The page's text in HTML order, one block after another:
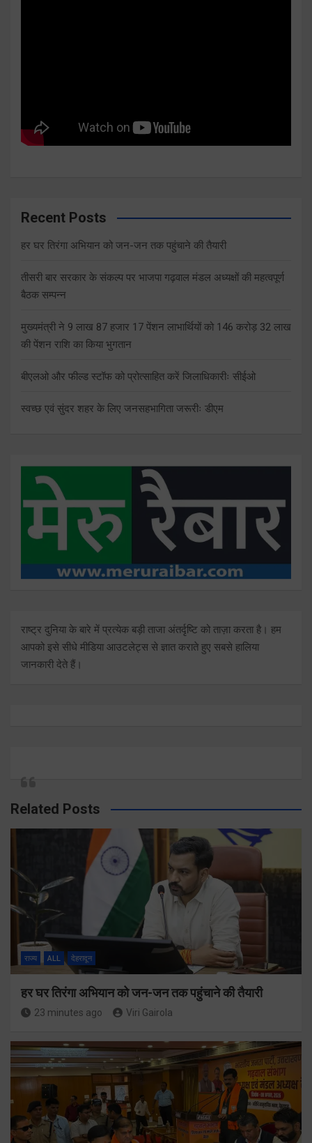
Recent Posts
हर घर तिरंगा अभियान को जन-जन तक पहुंचाने की तैयारी
तीसरी बार सरकार के संकल्प पर भाजपा गढ़वाल मंडल अध्यक्षों की महत्वपूर्ण
बैठक सम्पन्न
मुख्यमंत्री ने 9 लाख 87 हजार 17 पेंशन लाभार्थियों को 146 करोड़ 32 लाख
की पेंशन राशि का किया भुगतान
बीएलओ और फील्ड स्टॉफ को प्रोत्साहित करें जिलाधिकारीः सीईओ
स्वच्छ एवं सुंदर शहर के लिए जनसहभागिता जरूरीः डीएम
राष्ट्र दुनिया के बारे में प्रत्येक बड़ी ताजा अंतर्दृष्टि को ताज़ा करता है। हम
आपको इसे सीधे मीडिया आउटलेट्स से ज्ञात कराते हुए सबसे हालिया
जानकारी देते हैं।
Related Posts
राज्य ALL देहरादून
हर घर तिरंगा अभियान को जन-जन तक पहुंचाने की तैयारी
23 minutes ago Viri Gairola